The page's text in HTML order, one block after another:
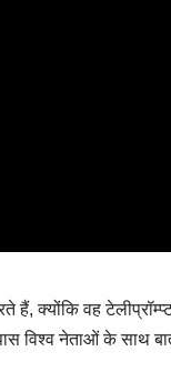
क्योंकि वह
विश्व नेताओं के साथ